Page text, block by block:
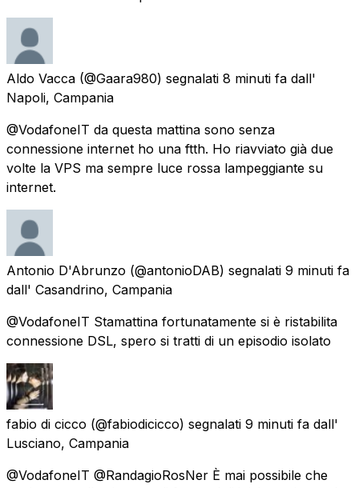
Aldo Vacca (@Gaara980) segnalati 8 minuti fa dall'
Napoli, Campania
@VodafoneIT da questa mattina sono senza
connessione internet ho una ftth. Ho riavviato già due
volte la VPS ma sempre luce rossa lampeggiante su
internet.
Antonio D'Abrunzo (@antonioDAB) segnalati 9 minuti fa
dall' Casandrino, Campania
@VodafoneIT Stamattina fortunatamente si è ristabilita
connessione DSL, spero si tratti di un episodio isolato
fabio di cicco (@fabiodicicco) segnalati 9 minuti fa dall'
Lusciano, Campania
@VodafoneIT @RandagioRosNer È mai possibile che